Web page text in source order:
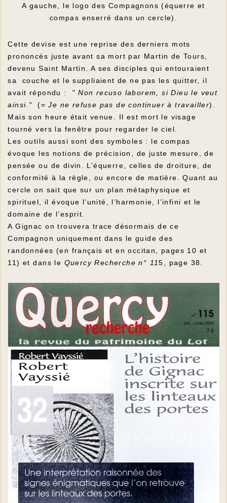
A gauche, le logo des Compagnons (équerre et
compas enserré dans un cercle).
Cette devise est une reprise des derniers mots
prononcés juste avant sa mort par Martin de Tours,
devenu Saint Martin. A ses disciples qui entouraient
sa couche et le suppliaient de ne pas les quitter, il
avait répondu : " Non recuso laborem, si Dieu le veut
ainsi."(=Je ne refuse pas de continuer à travailler).
Mais son heure était venue. Il est mort le visage
tourné vers la fenêtre pour regarder le ciel.
Les outils aussi sont des symboles : le compas
évoque les notions de précision, de juste mesure, de
pensée ou de divin. L’équerre, celles de droiture, de
conformité à la règle, ou encore de matière. Quant au
cercle on sait que sur un plan métaphysique et
spirituel, il évoque l’unité, l’harmonie, l’infini et le
domaine de l’esprit.
A Gignac on trouvera trace désormais de ce
Compagnon uniquement dans le guide des
randonnées (en français et en occitan, pages 10 et
11) et dans le Quercy Recherche n° 115, page 38.